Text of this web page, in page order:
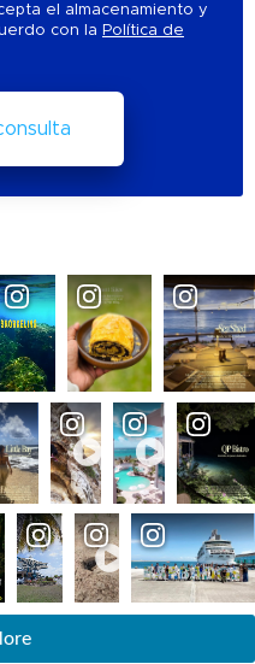
el almacenamiento y
con la Política de